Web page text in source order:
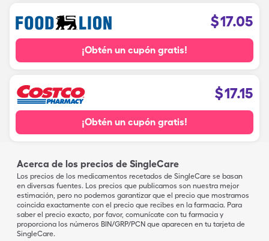
$17.05
¡Obtén un cupón gratis!
$17.15
¡Obtén un cupón gratis!
Acerca de los precios de SingleCare
Los precios de los medicamentos recetados de SingleCare se basan
en diversas fuentes. Los precios que publicamos son nuestra mejor
estimación, pero no podemos garantizar que el precio que mostramos
coincida exactamente con el precio que recibes en la farmacia. Para
saber el precio exacto, por favor, comunícate con tu farmacia y
proporciona los números BIN/GRP/PCN que aparecen en tu tarjeta de
SingleCare.